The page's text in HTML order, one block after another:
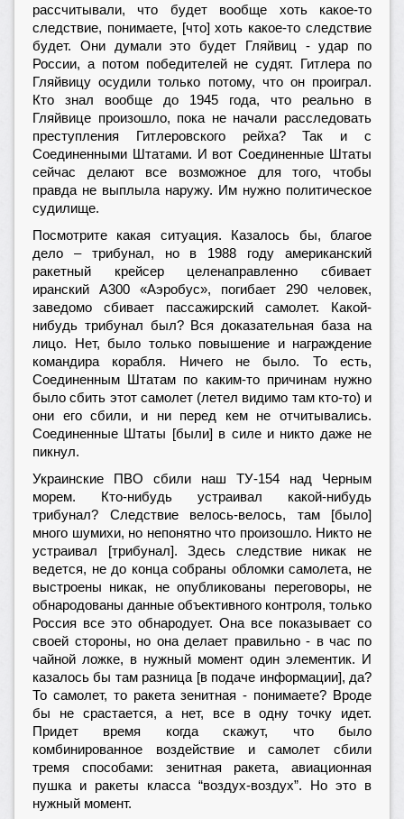
рассчитывали, что будет вообще хоть какое-то
следствие, понимаете, [что] хоть какое-то следствие
будет. Они думали это будет Гляйвиц - удар по
России, а потом победителей не судят. Гитлера по
Гляйвицу осудили только потому, что он проиграл.
Кто знал вообще до 1945 года, что реально в
Гляйвице произошло, пока не начали расследовать
преступления Гитлеровского рейха? Так и с
Соединенными Штатами. И вот Соединенные Штаты
сейчас делают все возможное для того, чтобы
правда не выплыла наружу. Им нужно политическое
судилище.
Посмотрите какая ситуация. Казалось бы, благое
дело – трибунал, но в 1988 году американский
ракетный крейсер целенаправленно сбивает
иранский A300 «Аэробус», погибает 290 человек,
заведомо сбивает пассажирский самолет. Какой-
нибудь трибунал был? Вся доказательная база на
лицо. Нет, было только повышение и награждение
командира корабля. Ничего не было. То есть,
Соединенным Штатам по каким-то причинам нужно
было сбить этот самолет (летел видимо там кто-то) и
они его сбили, и ни перед кем не отчитывались.
Соединенные Штаты [были] в силе и никто даже не
пикнул.
Украинские ПВО сбили наш ТУ-154 над Черным
морем. Кто-нибудь устраивал какой-нибудь
трибунал? Следствие велось-велось, там [было]
много шумихи, но непонятно что произошло. Никто не
устраивал [трибунал]. Здесь следствие никак не
ведется, не до конца собраны обломки самолета, не
выстроены никак, не опубликованы переговоры, не
обнародованы данные объективного контроля, только
Россия все это обнародует. Она все показывает со
своей стороны, но она делает правильно - в час по
чайной ложке, в нужный момент один элементик. И
казалось бы там разница [в подаче информации], да?
То самолет, то ракета зенитная - понимаете? Вроде
бы не срастается, а нет, все в одну точку идет.
Придет время когда скажут, что было
комбинированное воздействие и самолет сбили
тремя способами: зенитная ракета, авиационная
пушка и ракеты класса “воздух-воздух”. Но это в
нужный момент.